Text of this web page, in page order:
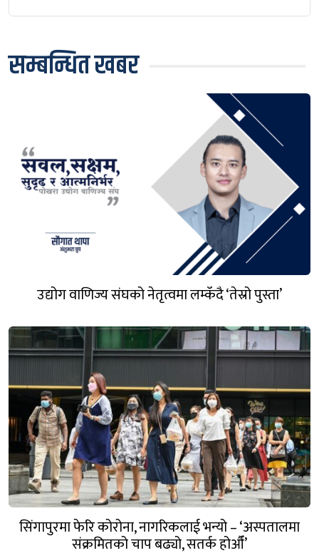
सम्बन्धित खबर
उद्योग वाणिज्य संघको नेतृत्वमा लम्कँदै ‘तेस्रो पुस्ता’
सिंगापुरमा फेरि कोरोना, नागरिकलाई भन्यो – ‘अस्पतालमा
संक्रमितको चाप बढ्यो, सतर्क होऔँ’